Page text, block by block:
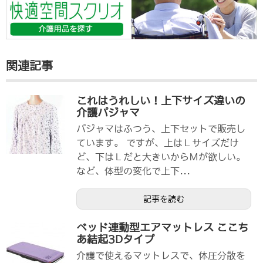
関連記事
これはうれしい！上下サイズ違いの
介護パジャマ
パジャマはふつう、上下セットで販売し
ています。 ですが、上はＬサイズだけ
ど、下はＬだと大きいからＭが欲しい。
など、体型の変化で上下...
記事を読む
ベッド連動型エアマットレス ここち
あ結起3Dタイプ
介護で使えるマットレスで、体圧分散を